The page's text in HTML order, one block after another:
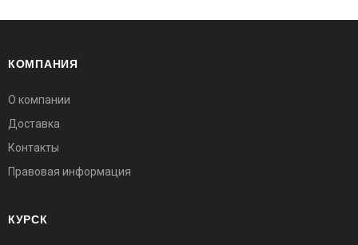
КОМПАНИЯ
О компании
Доставка
Контакты
Правовая информация
КУРСК